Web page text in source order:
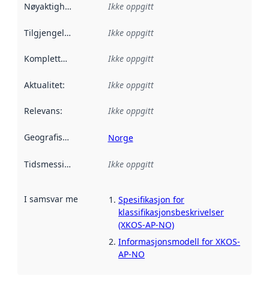
Nøyaktighet Ikke oppgitt
Tilgjengelighet Ikke oppgitt
Kompletthet Ikke oppgitt
Aktualitet: Ikke oppgitt
Relevans: Ikke oppgitt
Geografisk avgrensning :
Norge
Tidsmessig avgrensning :
Ikke oppgitt
I samsvar med Referanse til en implementasjonsregel
Spesifikasjon for
klassifikasjonsbeskrivelser
(XKOS-AP-NO)
Informasjonsmodell for XKOS-
AP-NO